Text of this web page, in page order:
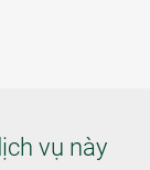
vụ này